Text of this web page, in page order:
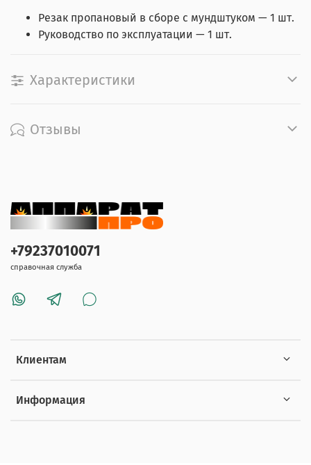
Резак пропановый в сборе с мундштуком — 1 шт.
Руководство по эксплуатации — 1 шт.
Характеристики
Отзывы
Клиентам
Информация
+79237010071
справочная служба